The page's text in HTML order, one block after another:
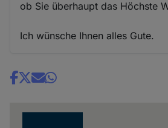
ob Sie überhaupt das Höchste
Ich wünsche Ihnen alles Gute.
Share